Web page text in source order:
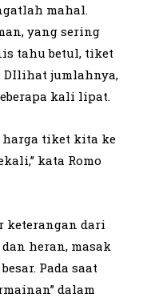
mahal.
yang sering
tahu betul, tiket
jumlahnya,
kali lipat.
harga tiket kita ke
kata Romo
keterangan dari
heran, masak
Pada saat
dalam